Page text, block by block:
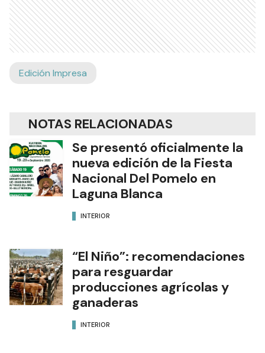
Edición Impresa
NOTAS RELACIONADAS
Se presentó oficialmente la
nueva edición de la Fiesta
Nacional Del Pomelo en
Laguna Blanca
INTERIOR
“El Niño”: recomendaciones
para resguardar
producciones agrícolas y
ganaderas
INTERIOR